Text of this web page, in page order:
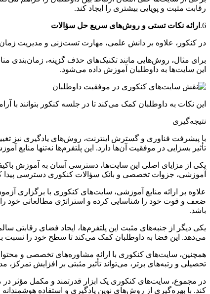
رقابت مثبت و پویایی بیشتری را ایجاد کند.
6. ارائه نکات تستی و روش‌های سریع حل سؤالات
در کنکور، علاوه بر دانش علمی، مهارت تست‌زنی و مدیریت
برای مثال، روش‌هایی مانند تکنیک‌های حذف گزینه، زمان‌بندی
این سایت‌ها به داوطلبان آموزش داده می‌شود.
این نکات به داوطلبان کمک می‌کند تا در جلسه کنکور بتوانند با
نتیجه‌گیری
با پیشرفت فناوری و گسترش اینترنت، روش‌های یادگیری نیز
تأثیر بسزایی در موفقیت آن‌ها دارد. این پلتفرم‌ها نه‌تنها منابع
یکی از مزایای اصلی این سایت‌ها، دسترسی آسان به آموزش
آموزشی، جزوات تخصصی و بانک سؤالات کنکوری دسترسی پیدا
علاوه بر ارائه منابع آموزشی، سایت‌های کنکوری با برگزاری
ضعف و قوت خود را شناسایی کرده و استراتژی مطالعاتی خود را
باشد.
یکی دیگر از جنبه‌های مثبت این پلتفرم‌ها، ایجاد فضای
می‌دهد. این فضا به داوطلبان کمک می‌کند تا سطح خود را نسبت به
همچنین، سایت‌های کنکوری با ارائه مشاوره‌های تخصصی و
تحصیلی و رتبه‌های برتر، می‌تواند تأثیر مثبتی بر افزایش
در مجموع، سایت‌های کنکوری یک ابزار قدرتمند و مکمل مؤثر در
کند. با بهره‌گیری از روش‌های نوین یادگیری و استفاده